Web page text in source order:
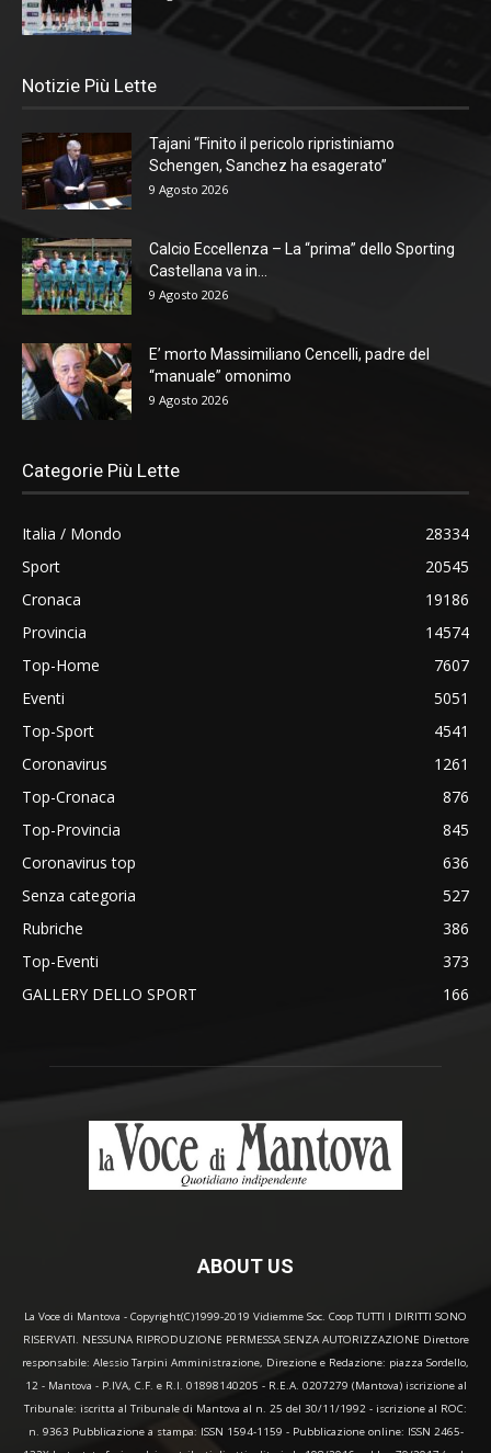
Notizie Più Lette
Tajani “Finito il pericolo ripristiniamo
Schengen, Sanchez ha esagerato”
9 Agosto 2026
Calcio Eccellenza – La “prima” dello Sporting
Castellana va in...
9 Agosto 2026
E’ morto Massimiliano Cencelli, padre del
“manuale” omonimo
9 Agosto 2026
Categorie Più Lette
Italia / Mondo
28334
Sport
20545
Cronaca
19186
Provincia
14574
Top-Home
7607
Eventi
5051
Top-Sport
4541
Coronavirus
1261
Top-Cronaca
876
Top-Provincia
845
Coronavirus top
636
Senza categoria
527
Rubriche
386
Top-Eventi
373
GALLERY DELLO SPORT
166
ABOUT US
La Voce di Mantova - Copyright(C)1999-2019 Vidiemme Soc. Coop TUTTI I DIRITTI SONO
RISERVATI. NESSUNA RIPRODUZIONE PERMESSA SENZA AUTORIZZAZIONE Direttore
responsabile: Alessio Tarpini Amministrazione, Direzione e Redazione: piazza Sordello,
12 - Mantova - P.IVA, C.F. e R.I. 01898140205 - R.E.A. 0207279 (Mantova) iscrizione al
Tribunale: iscritta al Tribunale di Mantova al n. 25 del 30/11/1992 - iscrizione al ROC:
n. 9363 Pubblicazione a stampa: ISSN 1594-1159 - Pubblicazione online: ISSN 2465-